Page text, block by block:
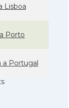
Lisboa
Porto
a Portugal